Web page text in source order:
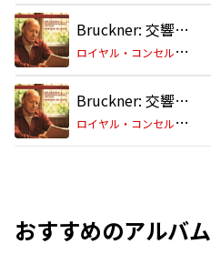
Bruckner: 交響曲 第9番 二短調 - 第1楽章:Feierlich. Misterioso
ロ
イヤル・コンセルトヘボウ管弦楽団/ベルナルト・ハイティンク
Bruckner: 交響曲 第9番 二短調 - 第2楽章:Scherzo (Bewegt lebhaft) - Trio (Schnell) - Scherzo da capo
ロ
イヤル・コンセルトヘボウ管弦楽団/ベルナルト・ハイティンク
おすすめのアルバム